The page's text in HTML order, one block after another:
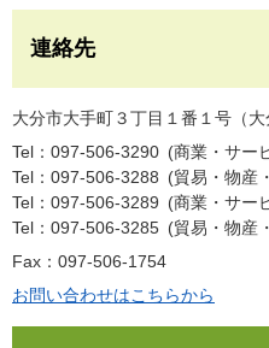
連絡先
大分市大手町３丁目１番１号（大
Tel：097-506-3290
商業・サー
Tel：097-506-3288
貿易・物産
Tel：097-506-3289
商業・サー
Tel：097-506-3285
貿易・物産
Fax：097-506-1754
お問い合わせはこちらから